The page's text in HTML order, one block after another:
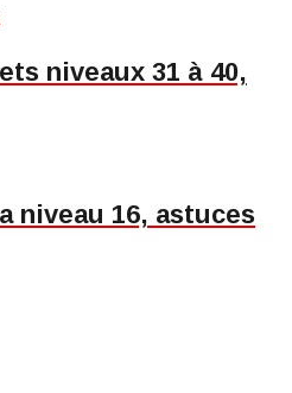
niveaux 31 à 40,
niveau 16, astuces